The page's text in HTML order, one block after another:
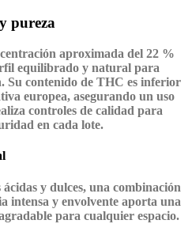
pureza
aproximada del 22 %
equilibrado y natural para
Su contenido de THC es inferior
europea, asegurando un uso
controles de calidad para
en cada lote.
y dulces, una combinación
intensa y envolvente aporta una
para cualquier espacio.